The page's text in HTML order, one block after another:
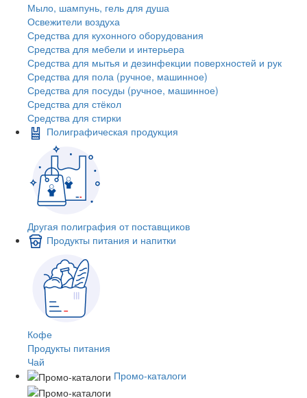
Мыло, шампунь, гель для душа
Освежители воздуха
Средства для кухонного оборудования
Средства для мебели и интерьера
Средства для мытья и дезинфекции поверхностей и рук
Средства для пола (ручное, машинное)
Средства для посуды (ручное, машинное)
Средства для стёкол
Средства для стирки
Полиграфическая продукция
Другая полиграфия от поставщиков
Продукты питания и напитки
Кофе
Продукты питания
Чай
Промо-каталоги